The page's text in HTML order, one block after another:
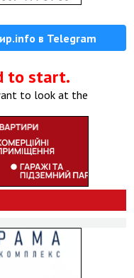
в Telegram
to start.
to look at the